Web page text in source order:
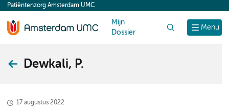
content
Menu
Patiëntenzorg Amsterdam UMC
Mijn
Dossier
Dewkali, P.
17 augustus 2022